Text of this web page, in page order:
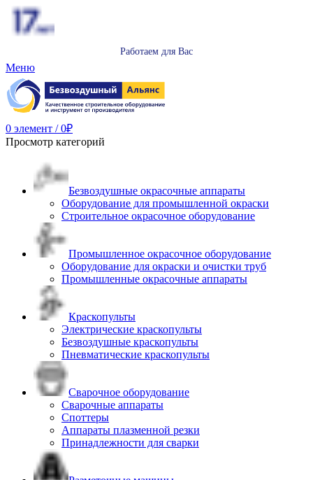
Работаем для Вас
Меню
0 элемент / 0₽
Просмотр категорий
Безвоздушные окрасочные аппараты
Оборудование для промышленной окраски
Строительное окрасочное оборудование
Промышленное окрасочное оборудование
Оборудование для окраски и очистки труб
Промышленные окрасочные аппараты
Краскопульты
Электрические краскопульты
Безвоздушные краскопульты
Пневматические краскопульты
Сварочное оборудование
Сварочные аппараты
Споттеры
Аппараты плазменной резки
Принадлежности для сварки